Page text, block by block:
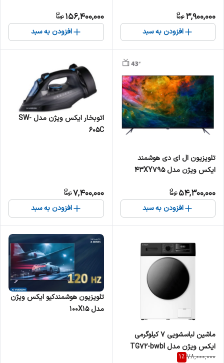
3,900,000
افزودن به سبد
156,400,000
افزودن به سبد
تلویزیون ال ای دی هوشمند
ایکس ویژن مدل 43XY795
54,300,000
افزودن به سبد
اتوبخار ایکس ویژن مدل SW-
605C
7,400,000
افزودن به سبد
ماشین لباسشویی 7 کیلوگرمی
ایکس ویژن مدل TG72-bwbl
78,000,000
1%
تلویزیون هوشمندکیو ایکس ویژن
مدل 100X15